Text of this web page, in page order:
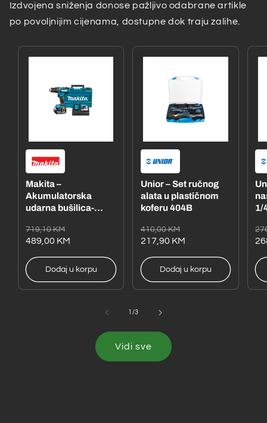
Izdvojena sniženja donose pažljivo odabrane artikle
po povoljnijim cijenama, dostupne dok traju zalihe.
Makita –
Akumulatorska
udarna bušilica-
DHP485RFE1
Redovna
cijena
719,10 KM
Akcijska
cijena
489,00 KM
Dodaj u korpu
Unior – Set ručnog
alata u plastičnom
koferu 404B
Redovna
cijena
410,00 KM
Akcijska
cijena
217,90 KM
Dodaj u korpu
1/
/od
3
Vidi sve